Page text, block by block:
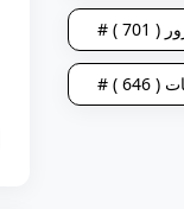
701 )
( 646 )